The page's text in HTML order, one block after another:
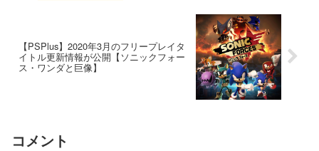
【PSPlus】2020年3月のフリープレイタ
イトル更新情報が公開【ソニックフォー
ス・ワンダと巨像】
コメント